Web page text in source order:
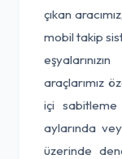
çıkan
mobil takip
araçlarımız
içi sabitleme
aylarında
üzerinde